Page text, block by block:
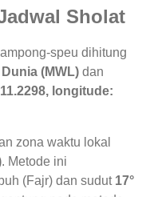
Sholat
speu dihitung
(MWL) dan
longitude:
zona waktu lokal
. Metode ini
(Fajr) dan sudut 17°